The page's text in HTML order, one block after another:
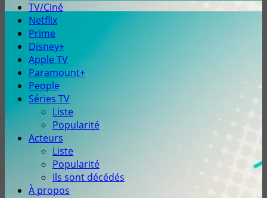
TV/Ciné
Netflix
Prime
Disney+
Apple TV
Paramount+
People
Séries TV
Liste
Popularité
Acteurs
Liste
Popularité
Ils sont décédés
À propos